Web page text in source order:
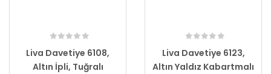
Liva Davetiye 6108,
Altın İpli, Tuğralı
Liva Davetiye 6123,
Altın Yaldız Kabartmalı